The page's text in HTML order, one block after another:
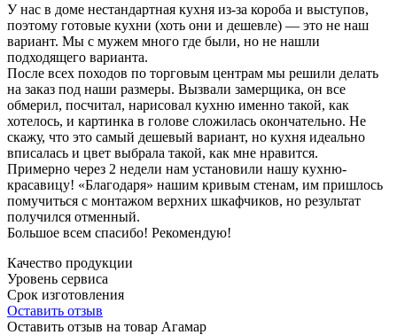
У нас в доме нестандартная кухня из-за короба и выступов,
поэтому готовые кухни (хоть они и дешевле) — это не наш
вариант. Мы с мужем много где были, но не нашли
подходящего варианта.
После всех походов по торговым центрам мы решили делать
на заказ под наши размеры. Вызвали замерщика, он все
обмерил, посчитал, нарисовал кухню именно такой, как
хотелось, и картинка в голове сложилась окончательно. Не
скажу, что это самый дешевый вариант, но кухня идеально
вписалась и цвет выбрала такой, как мне нравится.
Примерно через 2 недели нам установили нашу кухню-
красавицу! «Благодаря» нашим кривым стенам, им пришлось
помучиться с монтажом верхних шкафчиков, но результат
получился отменный.
Большое всем спасибо! Рекомендую!
Качество продукции
Уровень сервиса
Срок изготовления
Оставить отзыв
Оставить отзыв на товар Агамар